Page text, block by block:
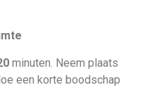
minuten. Neem plaats
een korte boodschap